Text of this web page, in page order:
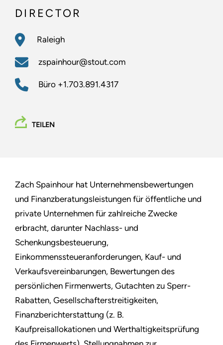
DIRECTOR
Raleigh
zspainhour@stout.com
Büro +1.703.891.4317
TEILEN
Zach Spainhour hat Unternehmensbewertungen
und Finanzberatungsleistungen für öffentliche und
private Unternehmen für zahlreiche Zwecke
erbracht, darunter Nachlass- und
Schenkungsbesteuerung,
Einkommenssteueranforderungen, Kauf- und
Verkaufsvereinbarungen, Bewertungen des
persönlichen Firmenwerts, Gutachten zu Sperr-
Rabatten, Gesellschafterstreitigkeiten,
Finanzberichterstattung (z. B.
Kaufpreisallokationen und Werthaltigkeitsprüfung